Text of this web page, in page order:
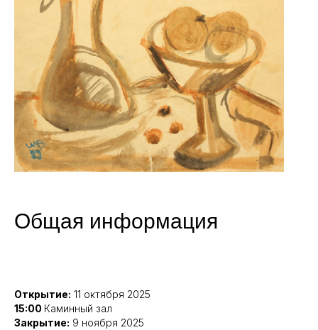
Общая информация
Открытие: 11 октября 2025
15:00 Каминный зал
Закрытие: 9 ноября 2025